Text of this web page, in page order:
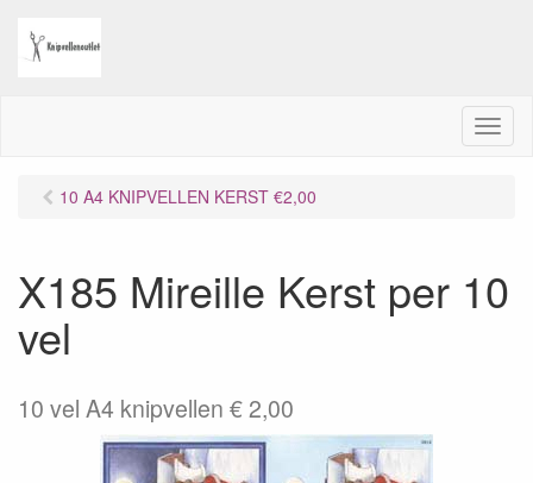
M
e
10 A4 KNIPVELLEN KERST €2,00
X185 Mireille Kerst per 10
vel
10 vel A4 knipvellen € 2,00